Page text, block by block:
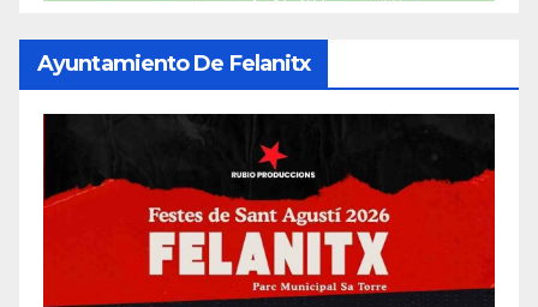
Ayuntamiento De Felanitx